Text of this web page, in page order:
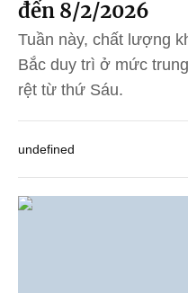
đến 8/2/2026
Tuần này, chất lượng
Bắc duy trì ở mức
rệt từ thứ Sáu.
undefined